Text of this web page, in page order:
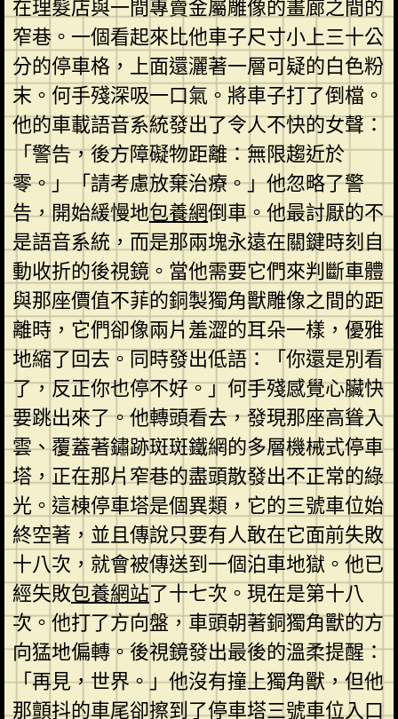
在理髮店與一間專賣金屬雕像的畫廊之間的
窄巷。一個看起來比他車子尺寸小上三十公
分的停車格，上面還灑著一層可疑的白色粉
末。何手殘深吸一口氣。將車子打了倒檔。
他的車載語音系統發出了令人不快的女聲：
「警告，後方障礙物距離：無限趨近於
零。」「請考慮放棄治療。」他忽略了警
告，開始緩慢地包養網倒車。他最討厭的不
是語音系統，而是那兩塊永遠在關鍵時刻自
動收折的後視鏡。當他需要它們來判斷車體
與那座價值不菲的銅製獨角獸雕像之間的距
離時，它們卻像兩片羞澀的耳朵一樣，優雅
地縮了回去。同時發出低語：「你還是別看
了，反正你也停不好。」何手殘感覺心臟快
要跳出來了。他轉頭看去，發現那座高聳入
雲、覆蓋著鏽跡斑斑鐵網的多層機械式停車
塔，正在那片窄巷的盡頭散發出不正常的綠
光。這棟停車塔是個異類，它的三號車位始
終空著，並且傳說只要有人敢在它面前失敗
十八次，就會被傳送到一個泊車地獄。他已
經失敗包養網站了十七次。現在是第十八
次。他打了方向盤，車頭朝著銅獨角獸的方
向猛地偏轉。後視鏡發出最後的溫柔提醒：
「再見，世界。」他沒有撞上獨角獸，但他
那顫抖的車尾卻擦到了停車塔三號車位入口